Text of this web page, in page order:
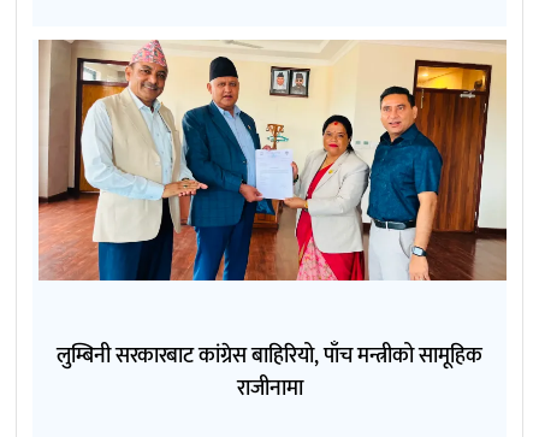
लुम्बिनी सरकारबाट कांग्रेस बाहिरियो, पाँच मन्त्रीको सामूहिक
राजीनामा